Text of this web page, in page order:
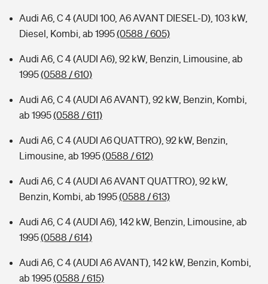
Audi A6, C 4 (AUDI 100, A6 AVANT DIESEL-D), 103 kW,
Diesel, Kombi, ab 1995(0588 / 605)
Audi A6, C 4 (AUDI A6), 92 kW, Benzin, Limousine, ab
1995(0588 / 610)
Audi A6, C 4 (AUDI A6 AVANT), 92 kW, Benzin, Kombi,
ab 1995(0588 / 611)
Audi A6, C 4 (AUDI A6 QUATTRO), 92 kW, Benzin,
Limousine, ab 1995(0588 / 612)
Audi A6, C 4 (AUDI A6 AVANT QUATTRO), 92 kW,
Benzin, Kombi, ab 1995(0588 / 613)
Audi A6, C 4 (AUDI A6), 142 kW, Benzin, Limousine, ab
1995(0588 / 614)
Audi A6, C 4 (AUDI A6 AVANT), 142 kW, Benzin, Kombi,
ab 1995(0588 / 615)